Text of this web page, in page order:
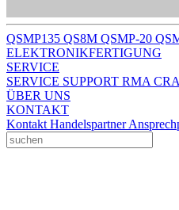
QSMP135 QS8M QSMP-20
ELEKTRONIKFERTIGUNG
SERVICE
SERVICE SUPPORT RMA CRA
ÜBER UNS
KONTAKT
Kontakt Handelspartner